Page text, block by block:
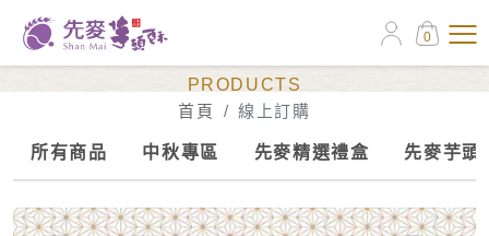
0
PRODUCTS
首頁
線上訂購
所有商品 中秋專區 先麥精選禮盒 先麥芋頭